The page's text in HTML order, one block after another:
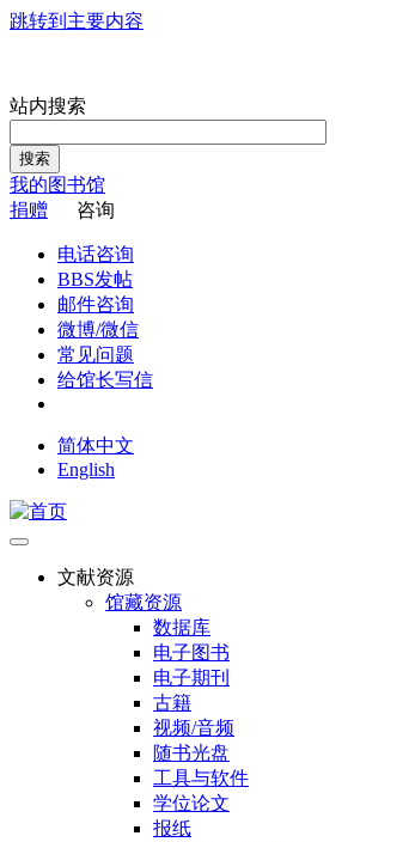
跳转到主要内容
站内搜索
搜索
我的图书馆
捐赠
咨询
电话咨询
BBS发帖
邮件咨询
微博/微信
常见问题
给馆长写信
简体中文
English
文献资源
馆藏资源
数据库
电子图书
电子期刊
古籍
视频/音频
随书光盘
工具与软件
学位论文
报纸